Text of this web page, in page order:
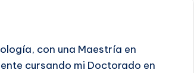
con una Maestría en
cursando mi Doctorado en